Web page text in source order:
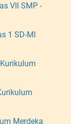
VII SMP -
1 SD-MI
Merdeka